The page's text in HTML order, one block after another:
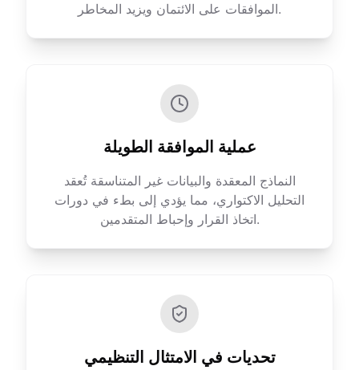
الموافقات على الائتمان ويزيد المخاطر.
عملية الموافقة الطويلة
النماذج المعقدة والبيانات غير المتناسقة تُعقد
التحليل الاكتواري، مما يؤدي إلى بطء في دورات
اتخاذ القرار وإحباط المتقدمين.
تحديات في الامتثال التنظيمي